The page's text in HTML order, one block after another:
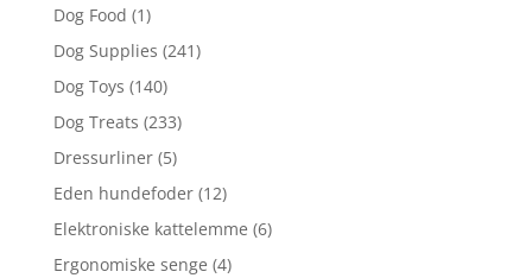
Dog Food (1)
Dog Supplies (241)
Dog Toys (140)
Dog Treats (233)
Dressurliner (5)
Eden hundefoder (12)
Elektroniske kattelemme (6)
Ergonomiske senge (4)